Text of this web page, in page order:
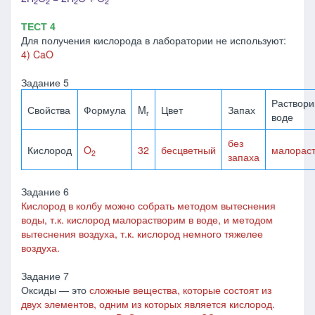
ТЕСТ 4
Для получения кислорода в лаборатории не используют:
4) CaO
Задание 5
Свойства
Формула Mr Цвет Запах
воде
Кислород O2 32 бесцветный
без
запаха
Задание 6
Кислород в колбу можно собрать методом вытеснения
воды, т.к. кислород малорастворим в воде, и методом
вытеснения воздуха, т.к. кислород немного тяжелее
воздуха.
Задание 7
Оксиды — это сложные вещества, которые состоят из
двух элементов, одним из которых является кислород.